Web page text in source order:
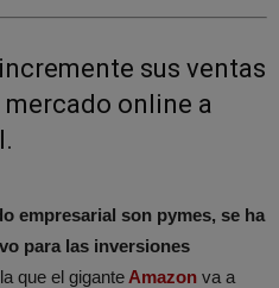
sus ventas
online a
empresarial son pymes, se ha
para las inversiones
que el gigante Amazon va a